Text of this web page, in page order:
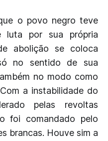
o povo negro teve
luta por sua própria
abolição se coloca
no sentido de sua
no modo como
a instabilidade do
pelas revoltas
foi comandado pelo
brancas. Houve sim a